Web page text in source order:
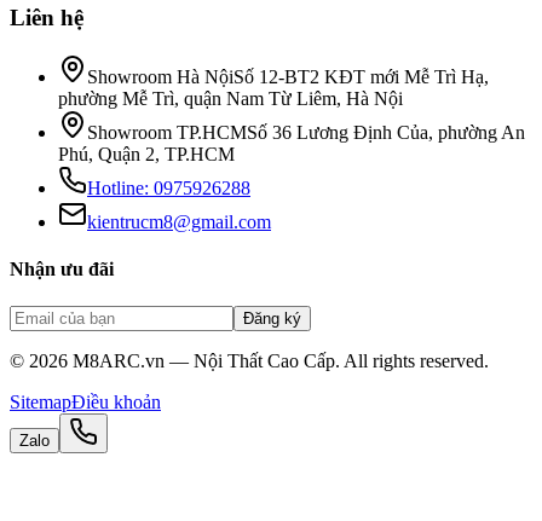
Liên hệ
Showroom Hà NộiSố 12-BT2 KĐT mới Mễ Trì Hạ,
phường Mễ Trì, quận Nam Từ Liêm, Hà Nội
Showroom TP.HCMSố 36 Lương Định Của, phường An
Phú, Quận 2, TP.HCM
Hotline: 0975926288
kientrucm8@gmail.com
Nhận ưu đãi
Đăng ký
© 2026 M8ARC.vn — Nội Thất Cao Cấp. All rights reserved.
SitemapĐiều khoản
Zalo